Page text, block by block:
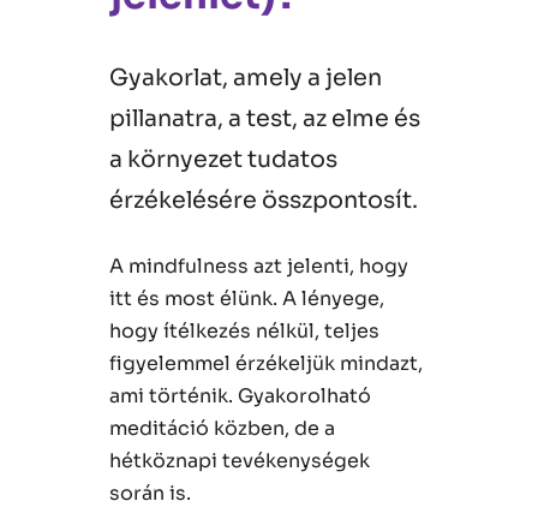
Gyakorlat, amely a jelen
pillanatra, a test, az elme és
a környezet tudatos
érzékelésére összpontosít.
A mindfulness azt jelenti, hogy
itt és most élünk. A lényege,
hogy ítélkezés nélkül, teljes
figyelemmel érzékeljük mindazt,
ami történik. Gyakorolható
meditáció közben, de a
hétköznapi tevékenységek
során is.